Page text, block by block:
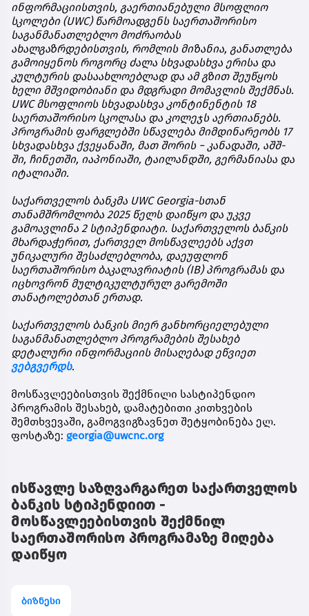
ინფორმაციისთვის, გაერთიანებული მსოფლიო
სკოლები(UWC) წარმოადგენს საერთაშორისო
საგანმანათლებლო მოძრაობას
ახალგაზრდებისთვის, რომლის მიზანია, განათლება
გამოიყენოს როგორც ძალა სხვადასხვა ერისა და
კულტურის დასაახლოებლად და ამ გზით შეუწყოს
ხელი მშვიდობიანი და მდგრადი მომავლის შექმნას.
UWCმსოფლიოს სხვადასხვა კონტინენტის18
საერთაშორისო სკოლასა და კოლეჯს აერთიანებს.
პროგრამის ფარგლებში სწავლება მიმდინარეობს17
სხვადასხვა ქვეყანაში, მათ შორის−კანადაში, აშშ-
ში, ჩინეთში, იაპონიაში, ტაილანდში, გერმანიასა და
იტალიაში.
საქართველოს ბანკმა UWC Georgia-სთან
თანამშრომლობა 2025 წელს დაიწყო და უკვე
გამოავლინა 2 სტიპენდიატი. საქართველოს ბანკის
მხარდაჭერით, ქართველ მოსწავლეებს აქვთ
უნიკალური შესაძლებლობა, დაეუფლონ
საერთაშორისო ბაკალავრიატის(IB)პროგრამას და
იცხოვრონ მულტიკულტურულ გარემოში
თანატოლებთან ერთად.
საქართველოს ბანკის მიერ განხორციელებული
საგანმანათლებლო პროგრამების შესახებ
დეტალური ინფორმაციის მისაღებად ეწვიეთ
ვებგვერდს.
მოსწავლეებისთვის შექმნილი სასტიპენდიო
პროგრამის შესახებ, დამატებითი კითხვების
შემთხვევაში, გამოგვიგზავნეთ შეტყობინება ელ.
ფოსტაზე: georgia@uwcnc.org
ისწავლე საზღვარგარეთ საქართველოს
ბანკის სტიპენდიით -
მოსწავლეებისთვის შექმნილ
საერთაშორისო პროგრამაზე მიღება
დაიწყო
ბიზნესი